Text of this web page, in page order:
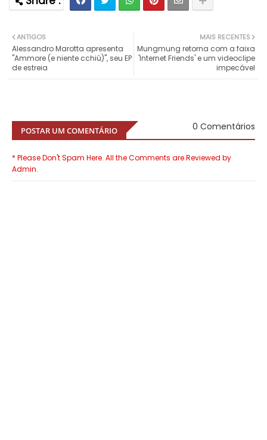
MAIS RECENTES
Mungmung retorna com a faixa
'Internet Friends' e um videoclipe
impecável
ANTIGOS
Alessandro Marotta apresenta
"Ammore (e niente cchiù)", seu EP
de estreia
POSTAR UM COMENTÁRIO 0 Comentários
* Please Don't Spam Here. All the Comments are Reviewed by
Admin.